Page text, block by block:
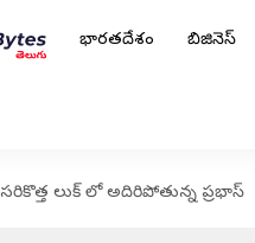
భారతదేశం బిజినెస్
సరికొత్త లుక్ లో అదిరిపోతున్న ప్రభాస్